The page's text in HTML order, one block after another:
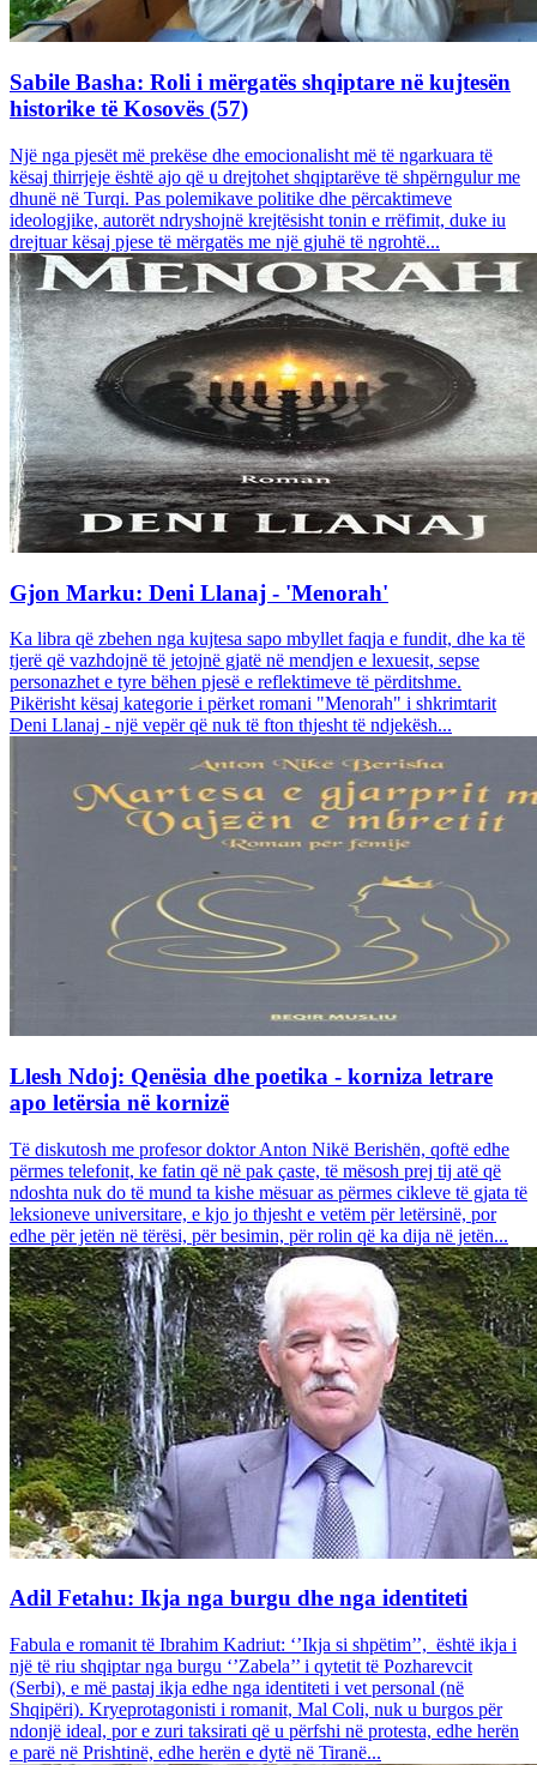
Sabile Basha: Roli i mërgatës shqiptare në kujtesën
historike të Kosovës (57)
Një nga pjesët më prekëse dhe emocionalisht më të ngarkuara të
kësaj thirrjeje është ajo që u drejtohet shqiptarëve të shpërngulur me
dhunë në Turqi. Pas polemikave politike dhe përcaktimeve
ideologjike, autorët ndryshojnë krejtësisht tonin e rrëfimit, duke iu
drejtuar kësaj pjese të mërgatës me një gjuhë të ngrohtë...
Gjon Marku: Deni Llanaj - 'Menorah'
Ka libra që zbehen nga kujtesa sapo mbyllet faqja e fundit, dhe ka të
tjerë që vazhdojnë të jetojnë gjatë në mendjen e lexuesit, sepse
personazhet e tyre bëhen pjesë e reflektimeve të përditshme.
Pikërisht kësaj kategorie i përket romani "Menorah" i shkrimtarit
Deni Llanaj - një vepër që nuk të fton thjesht të ndjekësh...
Llesh Ndoj: Qenësia dhe poetika - korniza letrare
apo letërsia në kornizë
Të diskutosh me profesor doktor Anton Nikë Berishën, qoftë edhe
përmes telefonit, ke fatin që në pak çaste, të mësosh prej tij atë që
ndoshta nuk do të mund ta kishe mësuar as përmes cikleve të gjata të
leksioneve universitare, e kjo jo thjesht e vetëm për letërsinë, por
edhe për jetën në tërësi, për besimin, për rolin që ka dija në jetën...
Adil Fetahu: Ikja nga burgu dhe nga identiteti
Fabula e romanit të Ibrahim Kadriut: ‘’Ikja si shpëtim’’, është ikja i
një të riu shqiptar nga burgu ‘’Zabela’’ i qytetit të Pozharevcit
(Serbi), e më pastaj ikja edhe nga identiteti i vet personal (në
Shqipëri). Kryeprotagonisti i romanit, Mal Coli, nuk u burgos për
ndonjë ideal, por e zuri taksirati që u përfshi në protesta, edhe herën
e parë në Prishtinë, edhe herën e dytë në Tiranë...